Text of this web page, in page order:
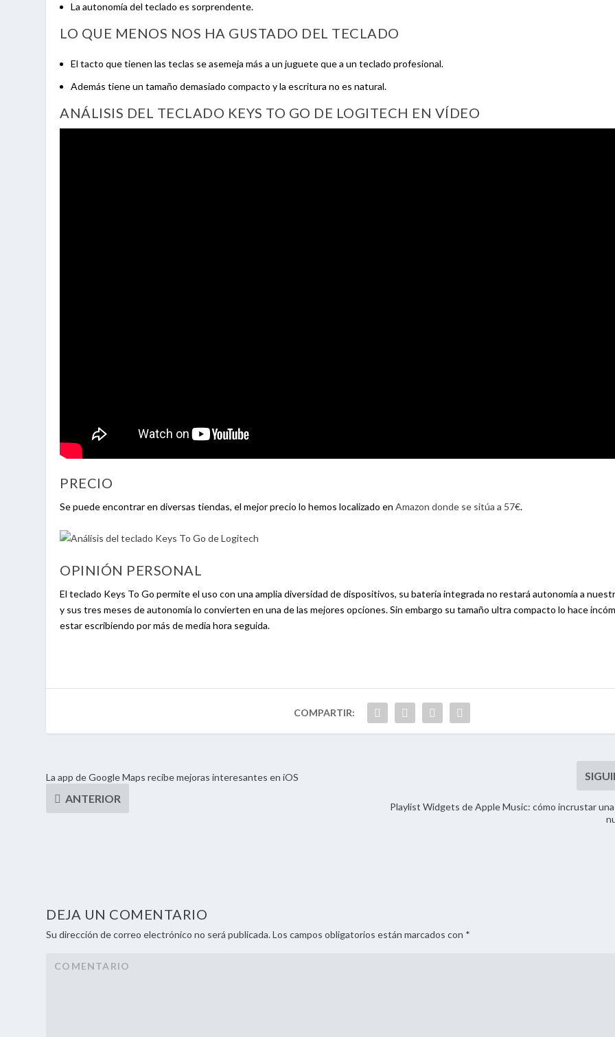
La autonomía del teclado es sorprendente.
LO QUE MENOS NOS HA GUSTADO DEL TECLADO
El tacto que tienen las teclas se asemeja más a un juguete que a un teclado profesional.
Además tiene un tamaño demasiado compacto y la escritura no es natural.
ANÁLISIS DEL TECLADO KEYS TO GO DE LOGITECH EN VÍDEO
PRECIO
Se puede encontrar en diversas tiendas, el mejor precio lo hemos localizado enAmazon donde se sitúa a 57€.
OPINIÓN PERSONAL
El teclado Keys To Go permite el uso con una amplia diversidad de dispositivos, su batería integrada no restará autonomía a
y sus tres meses de autonomía lo convierten en una de las mejores opciones. Sin embargo su tamaño ultra compacto lo hace
estar escribiendo por más de media hora seguida.
La app de Google Maps recibe mejoras interesantes en iOS
Playlist Widgets de Apple Music: cómo incrustar
DEJA UN COMENTARIO
Su dirección de correo electrónico no será publicada. Los campos obligatorios están marcados con *